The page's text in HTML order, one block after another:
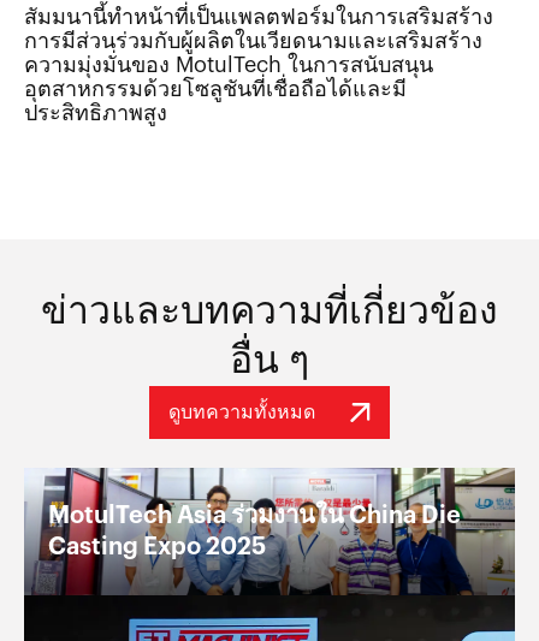
สัมมนานี้ทำหน้าที่เป็นแพลตฟอร์มในการเสริมสร้าง
การมีส่วนร่วมกับผู้ผลิตในเวียดนามและเสริมสร้าง
ความมุ่งมั่นของ MotulTech ในการสนับสนุน
อุตสาหกรรมด้วยโซลูชันที่เชื่อถือได้และมี
ประสิทธิภาพสูง
ข่าวและบทความที่เกี่ยวข้อง
อื่น ๆ
ดูบทความทั้งหมด
MotulTech Asia ร่วมงานใน China Die
Casting Expo 2025